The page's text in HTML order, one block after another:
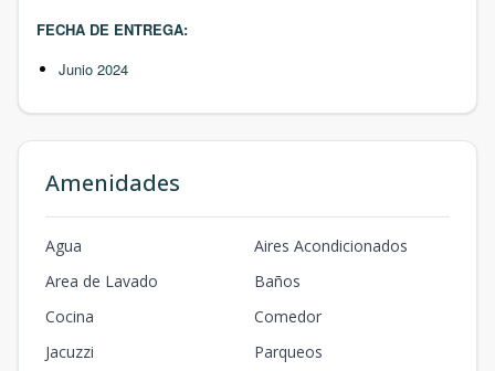
FECHA DE ENTREGA:
Junio 2024
Amenidades
Agua
Aires Acondicionados
Area de Lavado
Baños
Cocina
Comedor
Jacuzzi
Parqueos